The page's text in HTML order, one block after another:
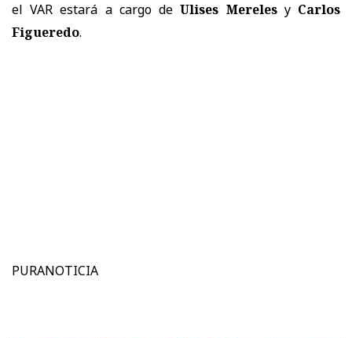
el VAR estará a cargo deUlises MerelesyCarlos
Figueredo.
PURANOTICIA